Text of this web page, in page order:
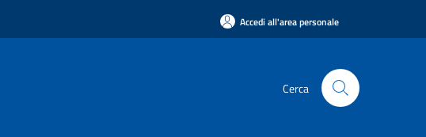
Accedi all'area personale
Cerca